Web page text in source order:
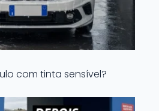
com tinta sensível?